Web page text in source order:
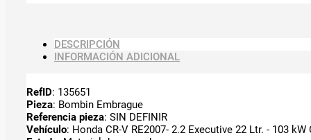
DESCRIPCIÓN
INFORMACIÓN ADICIONAL
RefID: 135651
Pieza: Bombin Embrague
Referencia pieza: SIN DEFINIR
Vehículo: Honda CR-V RE2007- 2.2 Executive 22 Ltr. - 103 kW